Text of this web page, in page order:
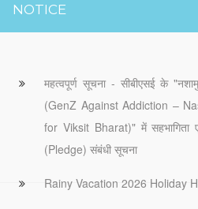
NOTICE
महत्वपूर्ण सूचना - सीबीएसई के
(GenZ Against Addiction –
for Viksit Bharat)" में
(Pledge) संबंधी सूचना
Rainy Vacation 2026 Holiday